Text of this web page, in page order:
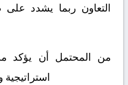
التعاون ربما يشدد
من المحتمل أن يؤكد